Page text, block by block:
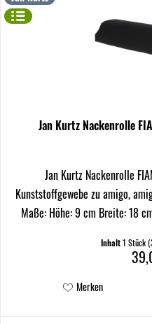
Jan Kurtz Nackenrolle
Jan Kurtz Nackenrolle
Kunststoffgewebe zu amigo,
Maße: Höhe: 9 cm Breite: 18
Inhalt1 Stück
Merken